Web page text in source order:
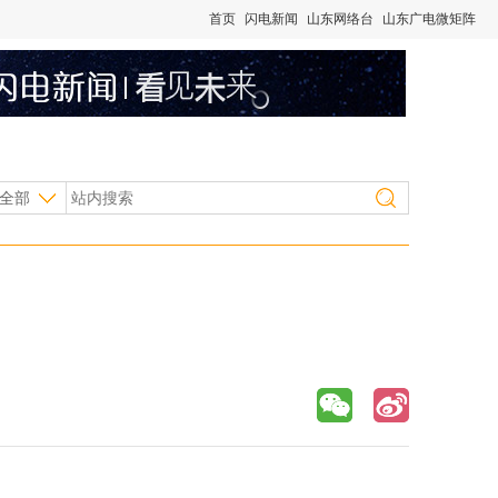
首页 闪电新闻 山东网络台 山东广电微矩阵
部